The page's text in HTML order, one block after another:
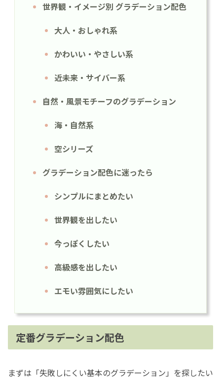
世界観・イメージ別 グラデーション配色
大人・おしゃれ系
かわいい・やさしい系
近未来・サイバー系
自然・風景モチーフのグラデーション
海・自然系
空シリーズ
グラデーション配色に迷ったら
シンプルにまとめたい
世界観を出したい
今っぽくしたい
高級感を出したい
エモい雰囲気にしたい
定番グラデーション配色
まずは「失敗しにくい基本のグラデーション」を探したい